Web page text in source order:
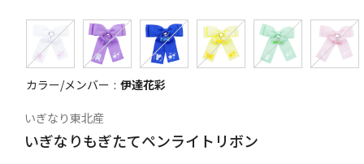
カラー/メンバー 伊達花彩
いぎなり東北産
いぎなりもぎたてペンライトリボン